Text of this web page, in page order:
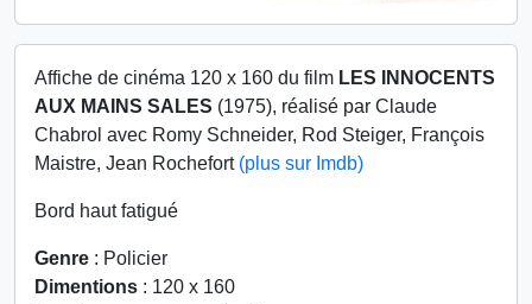
Affiche de cinéma 120 x 160 du film LES INNOCENTS
AUX MAINS SALES (1975), réalisé par Claude
Chabrol avec Romy Schneider, Rod Steiger, François
Maistre, Jean Rochefort (plus sur Imdb)
Bord haut fatigué
Genre : Policier
Dimentions : 120 x 160